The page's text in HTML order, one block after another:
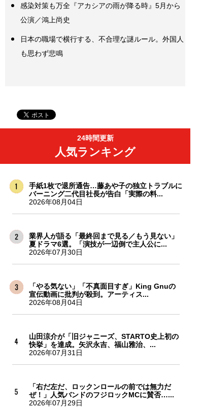
感染対策も万全『アカシアの雨が降る時』5月から
公演／鴻上尚史
日本の職場で横行する、不合理な謎ルール。外国人
も思わず悲鳴
24時間更新
人気ランキング
手紙1枚で退所通告…藤あや子の独立トラブルに
バーニング二代目社長が告白「実際の料...
2026年08月04日
業界人が語る「最終回まで見る／もう見ない」
夏ドラマ6選。「演技が一辺倒で主人公に...
2026年07月30日
「やる気ない」「不真面目すぎ」King Gnuの
宣伝動画に批判が殺到。アーティス...
2026年08月04日
山田涼介が「旧ジャニーズ、STARTO史上初の
快挙」を達成。矢沢永吉、福山雅治、...
2026年07月31日
「右だ左だ、ロックンロールの前では無力だ
ぜ！」人気バンドのフジロックMCに賛否…...
2026年07月29日